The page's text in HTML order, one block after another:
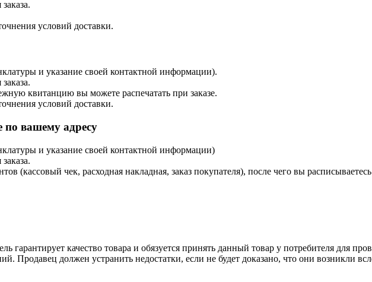
условий доставки.
и указание своей контактной информации).
квитанцию вы можете распечатать при заказе.
условий доставки.
по вашему адресу
и указание своей контактной информации)
(кассовый чек, расходная накладная, заказ покупателя), после чего вы
гарантирует качество товара и обязуется принять данный товар у потребителя для
Продавец должен устранить недостатки, если не будет доказано, что они возникли